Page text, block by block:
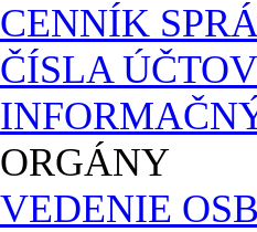
CENNÍK
ČÍSLA
ORGÁNY
VEDENIE